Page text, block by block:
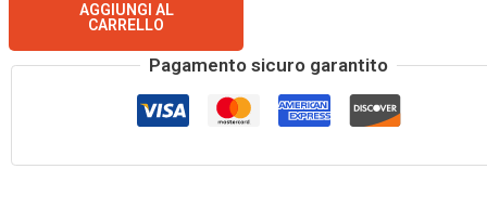
AGGIUNGI AL
CARRELLO
Pagamento sicuro garantito